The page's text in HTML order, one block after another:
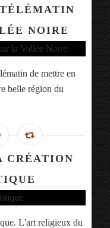
NOIRE
de mettre en
belle région du
CRÉATION
L'art religieux du